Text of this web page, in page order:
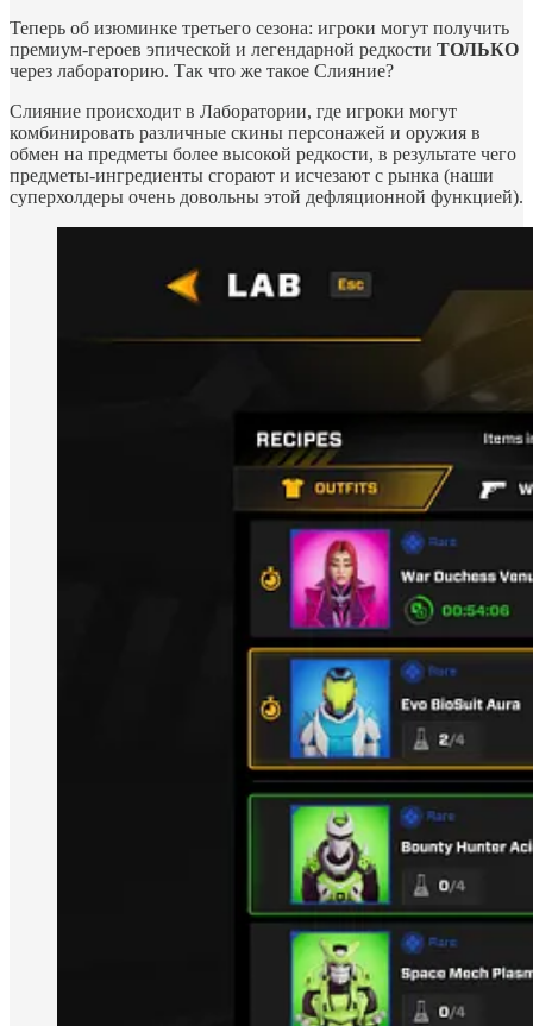
Теперь об изюминке третьего сезона: игроки могут получить
премиум-героев эпической и легендарной редкости ТОЛЬКО
через лабораторию. Так что же такое Слияние?
Слияние происходит в Лаборатории, где игроки могут
комбинировать различные скины персонажей и оружия в
обмен на предметы более высокой редкости, в результате чего
предметы-ингредиенты сгорают и исчезают с рынка (наши
суперхолдеры очень довольны этой дефляционной функцией).